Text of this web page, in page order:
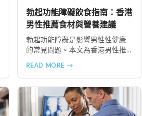
勃起功能障礙飲食指南：香港
男性推薦食材與營養建議
勃起功能障礙是影響男性性健康
的常見問題。本文為香港男性推
肪酸來源、適量動物性油脂及天
然滋補食材，並提供專業營養建
議。
READ MORE →